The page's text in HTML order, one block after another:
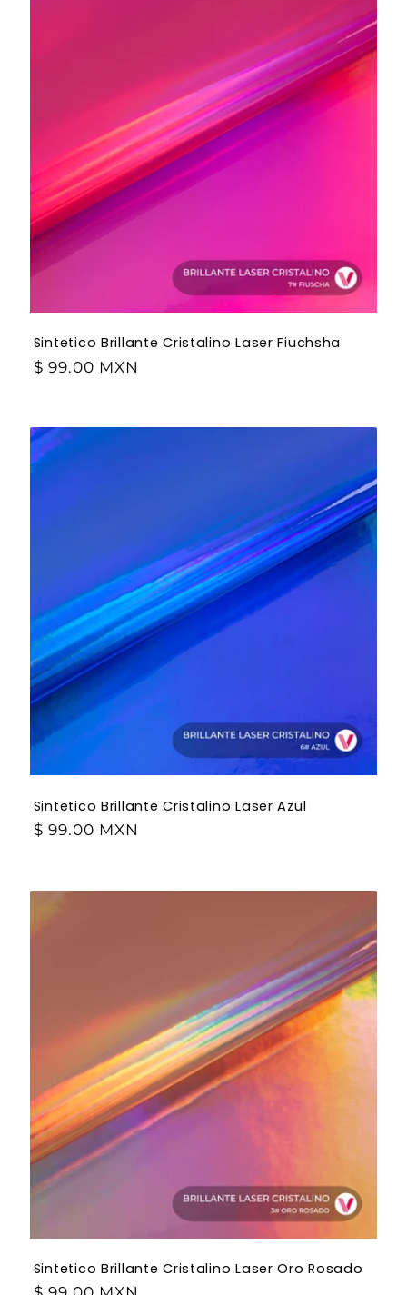
Sintetico Brillante Cristalino Laser Fiuchsha
$ 99.00 MXN
Sintetico Brillante Cristalino Laser Azul
$ 99.00 MXN
Sintetico Brillante Cristalino Laser Oro Rosado